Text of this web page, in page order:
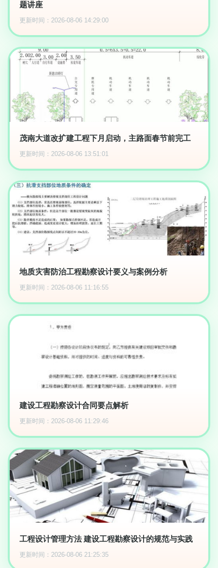
题讲座
更新时间：2026-08-06 14:29:00
茂南大道改扩建工程下月启动，主路面春节前完工
更新时间：2026-08-06 13:51:01
地质灾害防治工程勘察设计要义与案例分析
更新时间：2026-08-06 11:16:55
建设工程勘察设计合同要点解析
更新时间：2026-08-06 11:29:46
工程设计管理方法 建设工程勘察设计的规范与实践
更新时间：2026-08-06 21:25:35